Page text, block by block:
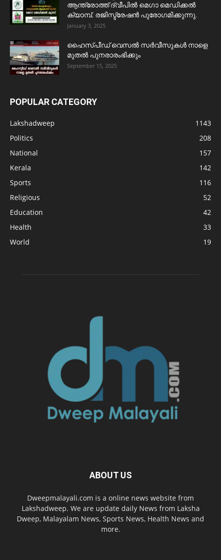
ആന്ത്രോത്ത് ദ്വീപിൽ മെഗാ മെഡിക്കൽ
ക്യാമ്പ്. രജിസ്ട്രേഷൻ പുരോഗമിക്കുന്നു.
January 3, 2025
ഹൈസ്പീഡ് വെസൽ സർവീസുകൾ നാളെ
മുതൽ പുനരാരംഭിക്കും
September 15, 2025
POPULAR CATEGORY
Lakshadweep
1143
Politics
208
National
157
Kerala
142
Sports
116
Religious
52
Education
42
Health
33
World
19
ABOUT US
Dweepmalayali.com is a online news website from
Lakshadweep. We are update daily News from Laksha
Dweep, Malayalam News, Sports News, Health News and
more.